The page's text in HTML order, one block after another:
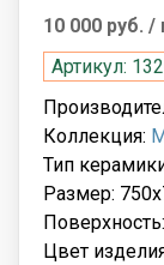
10 000 руб. /
Артикул:
Коллекция:
Тип
Размер:
Цвет